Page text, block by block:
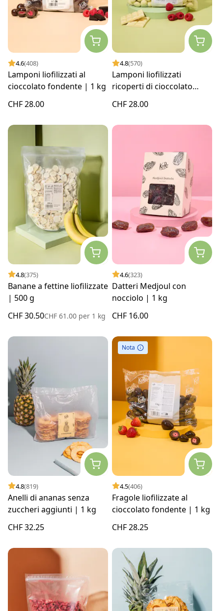
4.6(408)
Lamponi liofilizzati al
cioccolato fondente | 1 kg
CHF 28.00
4.8(570)
Lamponi liofilizzati
ricoperti di cioccolato
CHF 28.00
4.8(375)
Banane a fettine liofilizzate
| 500 g
CHF 30.50CHF 61.00 per 1 kg
4.6(323)
Datteri Medjoul con
nocciolo | 1 kg
CHF 16.00
4.8(819)
Anelli di ananas senza
zuccheri aggiunti | 1 kg
CHF 32.25
Nota
4.5(406)
Fragole liofilizzate al
cioccolato fondente | 1 kg
CHF 28.25